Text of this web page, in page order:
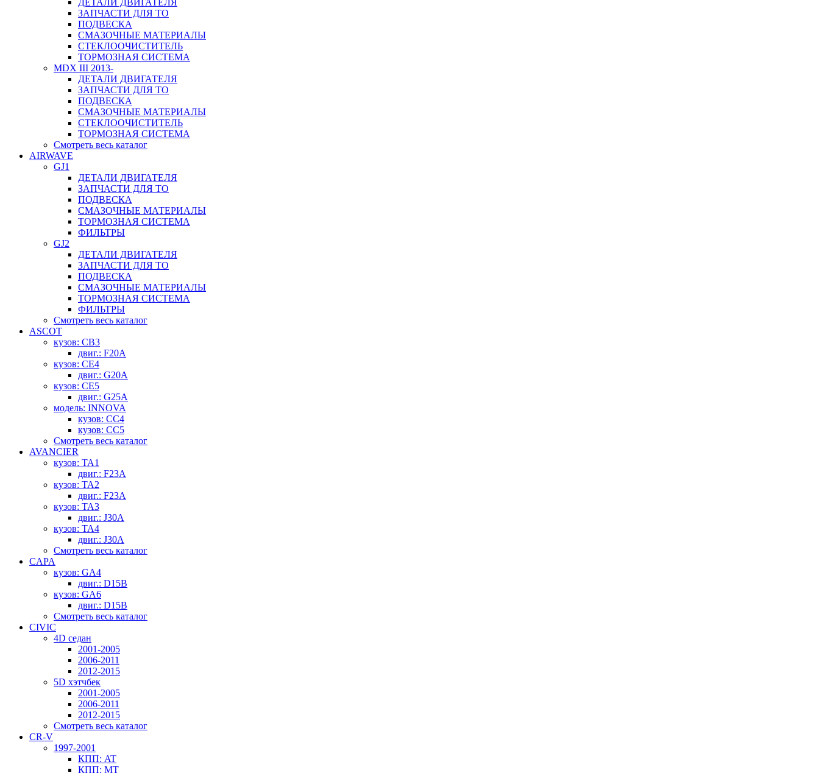
ДЕТАЛИ ДВИГАТЕЛЯ
ЗАПЧАСТИ ДЛЯ ТО
ПОДВЕСКА
СМАЗОЧНЫЕ МАТЕРИАЛЫ
СТЕКЛООЧИСТИТЕЛЬ
ТОРМОЗНАЯ СИСТЕМА
MDX III 2013-
ДЕТАЛИ ДВИГАТЕЛЯ
ЗАПЧАСТИ ДЛЯ ТО
ПОДВЕСКА
СМАЗОЧНЫЕ МАТЕРИАЛЫ
СТЕКЛООЧИСТИТЕЛЬ
ТОРМОЗНАЯ СИСТЕМА
Смотреть весь каталог
AIRWAVE
GJ1
ДЕТАЛИ ДВИГАТЕЛЯ
ЗАПЧАСТИ ДЛЯ ТО
ПОДВЕСКА
СМАЗОЧНЫЕ МАТЕРИАЛЫ
ТОРМОЗНАЯ СИСТЕМА
ФИЛЬТРЫ
GJ2
ДЕТАЛИ ДВИГАТЕЛЯ
ЗАПЧАСТИ ДЛЯ ТО
ПОДВЕСКА
СМАЗОЧНЫЕ МАТЕРИАЛЫ
ТОРМОЗНАЯ СИСТЕМА
ФИЛЬТРЫ
Смотреть весь каталог
ASCOT
кузов: CB3
двиг.: F20A
кузов: CE4
двиг.: G20A
кузов: CE5
двиг.: G25A
модель: INNOVA
кузов: CC4
кузов: CC5
Смотреть весь каталог
AVANCIER
кузов: TA1
двиг.: F23A
кузов: TA2
двиг.: F23A
кузов: TA3
двиг.: J30A
кузов: TA4
двиг.: J30A
Смотреть весь каталог
CAPA
кузов: GA4
двиг.: D15B
кузов: GA6
двиг.: D15B
Смотреть весь каталог
CIVIC
4D седан
2001-2005
2006-2011
2012-2015
5D хэтчбек
2001-2005
2006-2011
2012-2015
Смотреть весь каталог
CR-V
1997-2001
КПП: AT
КПП: MT